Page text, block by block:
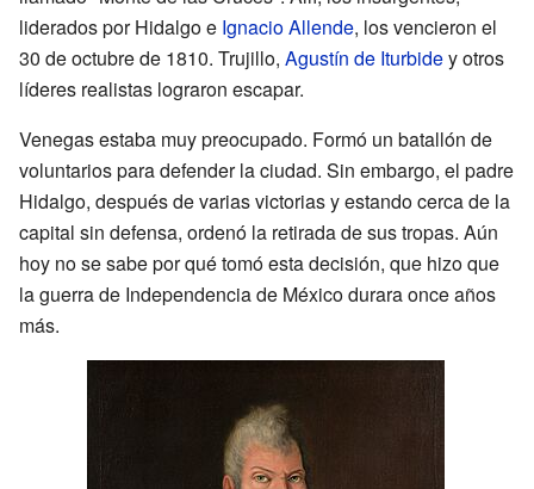
liderados por Hidalgo e Ignacio Allende, los vencieron el
30 de octubre de 1810. Trujillo, Agustín de Iturbidey otros
líderes realistas lograron escapar.
Venegas estaba muy preocupado. Formó un batallón de
voluntarios para defender la ciudad. Sin embargo, el padre
Hidalgo, después de varias victorias y estando cerca de la
capital sin defensa, ordenó la retirada de sus tropas. Aún
hoy no se sabe por qué tomó esta decisión, que hizo que
la guerra de Independencia de México durara once años
más.